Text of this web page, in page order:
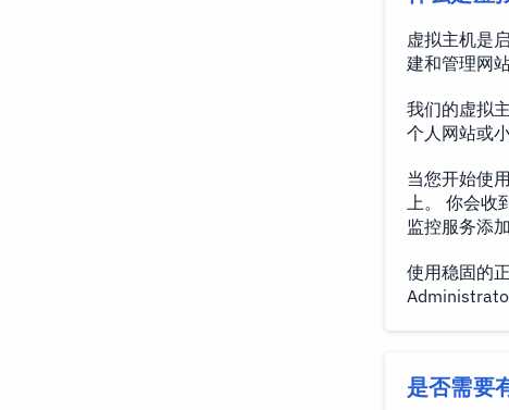
虚拟主机是
建和管理网站
我们的虚拟
个人网站或
当您开始使
上。 你会
监控服务添
使用稳固的
是否需要